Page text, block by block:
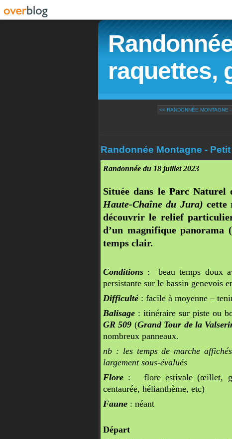
raquettes,
<< RANDONNÉE MONTAGNE -
Randonnée Montagne -
Randonnée du 18 juillet 2023
Située dans le Parc Naturel
Haute-Chaîne du Jura) cette
découvrir le relief
d’un magnifique panorama
temps clair.
Conditions : beau temps doux
persistante sur le bassin genevois
Difficulté: facile à moyenne –
Balisage : itinéraire sur piste ou
GR 509 (Grand Tour de la
nombreux panneaux.
nb : les temps de marche
largement sous-évalués
Flore : flore estivale (œillet,
centaurée, hélianthème, etc)
Faune : néant
Départ